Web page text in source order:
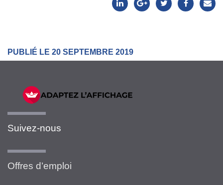
PUBLIÉ LE 20 SEPTEMBRE 2019
Suivez-nous
Offres d’emploi